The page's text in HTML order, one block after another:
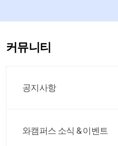
커뮤니티
공지사항
와캠퍼스 소식 & 이벤트